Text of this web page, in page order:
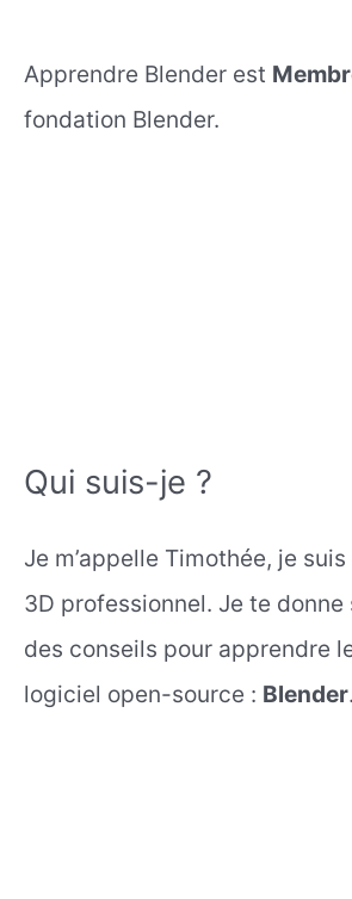
Apprendre Blender est
fondation Blender.
Qui suis-je ?
Je m’appelle Timothée, je
3D professionnel. Je te donne
des conseils pour apprendre
logiciel open-source : Blender.